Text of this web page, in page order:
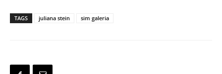
TAGS juliana stein sim galeria